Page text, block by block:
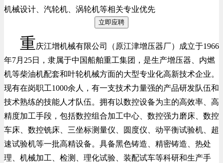
机械设计、汽轮机、涡轮机等相关专业优先
立即应聘
重庆江增机械有限公司（原江津增压器厂）成立于1966
年7月25日，隶属于中国船舶重工集团，是生产增压器、内燃
机等柴油机配套和叶轮机械方面的大型专业化高新技术企业。
现有在岗职工1000余人，有一支技术力量强的产品研发队伍和
技术熟练的技能人才队伍。拥有以数控设备为主的高效率、高
精度加工手段，包括数控组合加工中心、数控强力磨床、数控
车床、数控铣床、三坐标测量仪、圆度仪、动平衡试验机、超
速试验机等一批高精设备。具备黑色铸造、精密铸造、热处
理、机械加工、检测、理化试验、装配试车等科研和生产手